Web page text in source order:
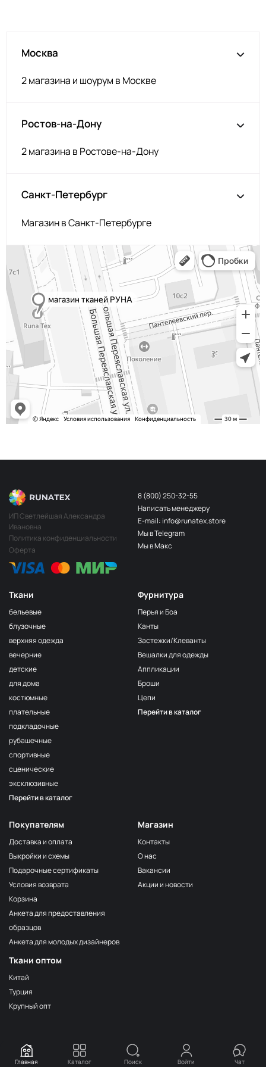
Олива
Персик крем
Фуксия
НД121/1
Сине-сирень
Крем брюле
НД354
Какао
НД356
Мята
Тёмно синий
НД210/1
Фуксия
Светло серый
НД217/1
Алый
НД122/1
Москва
2 магазина и шоурум в Москве
Ростов-на-Дону
2 магазина в Ростове-на-Дону
Санкт-Петербург
Магазин в Санкт-Петербурге
Ткани
бельевые
блузочные
верхняя одежда
вечерние
детские
для дома
костюмные
плательные
подкладочные
рубашечные
спортивные
сценические
эксклюзивные
Перейти в каталог
Фурнитура
Перья и Боа
Канты
Застежки/Клеванты
Вешалки для одежды
Аппликации
Броши
Цепи
Перейти в каталог
Покупателям
Доставка и оплата
Выкройки и схемы
Подарочные сертификаты
Условия возврата
Корзина
Анкета для предоставления
образцов
Анкета для молодых дизайнеров
Ткани оптом
Китай
Турция
Крупный опт
Магазин
Контакты
О нас
Вакансии
Акции и новости
ИП Светлейшая Александра
Ивановна
Политика конфиденциальности
Оферта
8 (800) 250-32-55
Написать менеджеру
E-mail: info@runatex.store
Мы в Telegram
Мы в Макс
Главная Каталог Поиск Войти Чат